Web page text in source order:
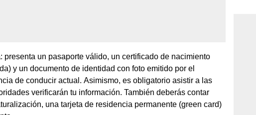
: presenta un pasaporte válido, un certificado de nacimiento
y un documento de identidad con foto emitido por el
de conducir actual. Asimismo, es obligatorio asistir a las
verificarán tu información. También deberás contar
una tarjeta de residencia permanente (green card)